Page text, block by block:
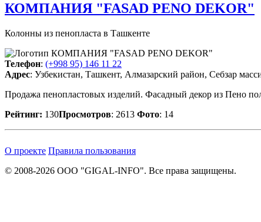
КОМПАНИЯ "FASAD PENO DEKOR"
Колонны из пенопласта в Ташкенте
Телефон: (+998 95) 146 11 22
Адрес: Узбекистан, Ташкент, Алмазарский район, Себзар
Продажа пенопластовых изделий. Фасадный декор из Пено
Рейтинг: 130Просмотров: 2613 Фото: 14
О проекте Правила пользования
© 2008-2026 ООО "GIGAL-INFO". Все права защищены.